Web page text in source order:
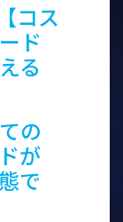
コス
ド
る
の
が
で